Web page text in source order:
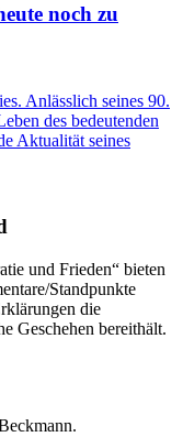
noch zu
Anlässlich seines 90.
des bedeutenden
Aktualität seines
und Frieden“ bieten
Standpunkte
die
Geschehen bereithält.